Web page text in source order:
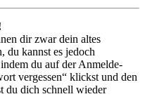
dir zwar dein altes
du kannst es jedoch
du auf der Anmelde-
vergessen“ klickst und den
du dich schnell wieder